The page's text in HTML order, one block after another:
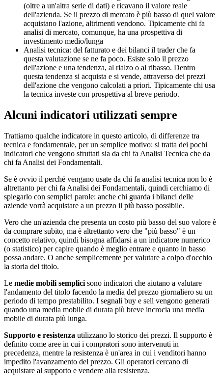
(oltre a un'altra serie di dati) e ricavano il valore reale
dell'azienda. Se il prezzo di mercato è più basso di quel valore
acquistano l'azione, altrimenti vendono. Tipicamente chi fa
analisi di mercato, comunque, ha una prospettiva di
investimento medio/lunga
Analisi tecnica: del fatturato e dei bilanci il trader che fa
questa valutazione se ne fa poco. Esiste solo il prezzo
dell'azione e una tendenza, al rialzo o al ribasso. Dentro
questa tendenza si acquista e si vende, attraverso dei prezzi
dell'azione che vengono calcolati a priori. Tipicamente chi usa
la tecnica investe con prospettiva al breve periodo.
Alcuni indicatori utilizzati sempre
Trattiamo qualche indicatore in questo articolo, di differenze tra
tecnica e fondamentale, per un semplice motivo: si tratta dei pochi
indicatori che vengono sfruttati sia da chi fa Analisi Tecnica che da
chi fa Analisi dei Fondamentali.
Se è ovvio il perché vengano usate da chi fa analisi tecnica non lo è
altrettanto per chi fa Analisi dei Fondamentali, quindi cerchiamo di
spiegarlo con semplici parole: anche chi guarda i bilanci delle
aziende vorrà acquistare a un prezzo il più basso possibile.
Vero che un'azienda che presenta un costo più basso del suo valore è
da comprare subito, ma è altrettanto vero che "più basso" è un
concetto relativo, quindi bisogna affidarsi a un indicatore numerico
(o statistico) per capire quando è meglio entrare e quanto in basso
possa andare. O anche semplicemente per valutare a colpo d'occhio
la storia del titolo.
Le medie mobili semplici sono indicatori che aiutano a valutare
l'andamento del titolo facendo la media del prezzo giornaliero su un
periodo di tempo prestabilito. I segnali buy e sell vengono generati
quando una media mobile di durata più breve incrocia una media
mobile di durata più lunga.
Supporto e resistenza utilizzano lo storico dei prezzi. Il supporto è
definito come aree in cui i compratori sono intervenuti in
precedenza, mentre la resistenza è un'area in cui i venditori hanno
impedito l'avanzamento del prezzo. Gli operatori cercano di
acquistare al supporto e vendere alla resistenza.